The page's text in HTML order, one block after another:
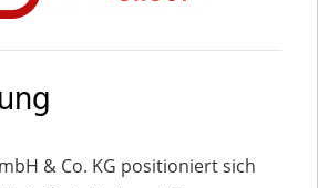
& Co. KG positioniert sich